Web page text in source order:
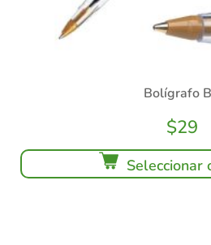
Bolígrafo
$29
Seleccionar